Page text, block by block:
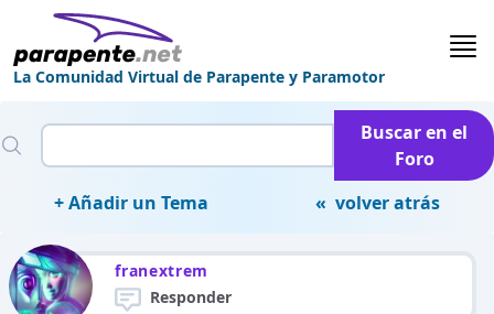
La Comunidad Virtual de Parapente y Paramotor
Buscar en el
Foro
+ Añadir un Tema
« volver atrás
franextrem
Responder